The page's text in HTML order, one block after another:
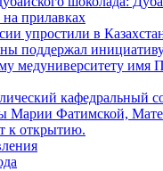
прилавках
упростили в
поддержал
медуниверситету имя
кафедральный
Марии Фатимской,
к открытию.